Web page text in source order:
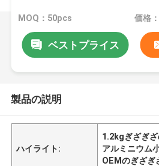
MOQ：50pcs 価格
ベストプライス
製品の説明
ハイライト:
1.2kgぎざぎ
アルミニウム
OEMのぎざぎ